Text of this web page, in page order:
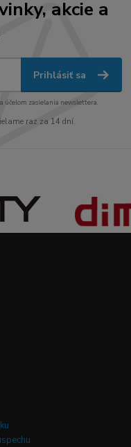
akcie a
Prihlásiť sa
účelom zasielania newslettera.
raz za 14 dní.